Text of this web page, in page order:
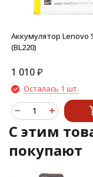
Аккумулятор Lenovo
(BL220)
1 010₽
Осталась 1 шт.
C этим
покупают